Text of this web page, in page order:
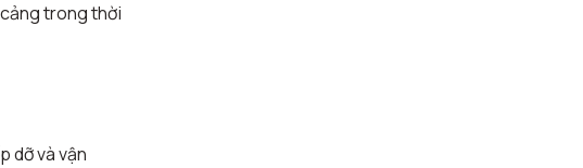
trong thời
dỡ và vận